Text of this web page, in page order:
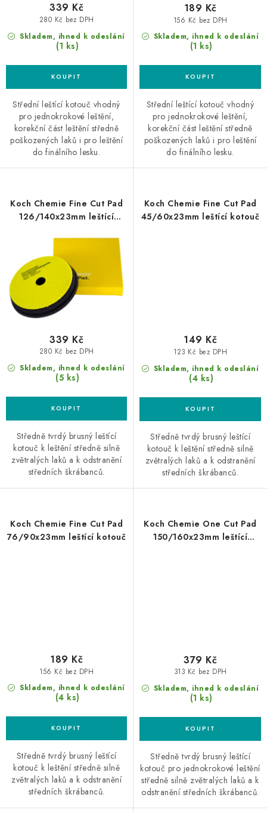
Skladem, ihned k odeslání
(1 ks)
280 Kč bez DPH
339 Kč
Střední leštící kotouč vhodný
pro jednokrokové leštění,
korekční část leštění středně
poškozených laků i pro leštění
do finálního lesku.
Skladem, ihned k odeslání
(1 ks)
156 Kč bez DPH
189 Kč
Střední leštící kotouč vhodný
pro jednokrokové leštění,
korekční část leštění středně
poškozených laků i pro leštění
do finálního lesku.
Koch Chemie Fine Cut Pad
126/140x23mm leštící
Skladem, ihned k odeslání
(5 ks)
280 Kč bez DPH
339 Kč
Středně tvrdý brusný leštící
kotouč k leštění středně silně
zvětralých laků a k odstranění
středních škrábanců.
Koch Chemie Fine Cut Pad
45/60x23mm leštící kotouč
Skladem, ihned k odeslání
(4 ks)
123 Kč bez DPH
149 Kč
Středně tvrdý brusný leštící
kotouč k leštění středně silně
zvětralých laků a k odstranění
středních škrábanců.
Koch Chemie Fine Cut Pad
76/90x23mm leštící kotouč
Skladem, ihned k odeslání
(4 ks)
156 Kč bez DPH
189 Kč
Středně tvrdý brusný leštící
kotouč k leštění středně silně
zvětralých laků a k odstranění
středních škrábanců.
Koch Chemie One Cut Pad
150/160x23mm leštící
Skladem, ihned k odeslání
(1 ks)
313 Kč bez DPH
379 Kč
Středně tvrdý brusný leštící
kotouč pro jednokrokové leštění
středně silně zvětralých laků a k
odstranění středních škrábanců.